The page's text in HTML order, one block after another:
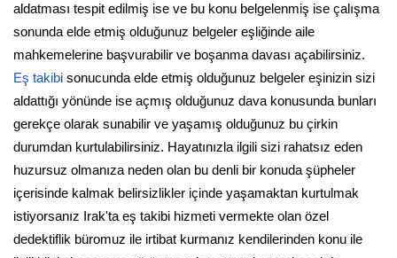
aldatması tespit edilmiş ise ve bu konu belgelenmiş ise çalışma
sonunda elde etmiş olduğunuz belgeler eşliğinde aile
mahkemelerine başvurabilir ve boşanma davası açabilirsiniz.
Eş takibi sonucunda elde etmiş olduğunuz belgeler eşinizin sizi
aldattığı yönünde ise açmış olduğunuz dava konusunda bunları
gerekçe olarak sunabilir ve yaşamış olduğunuz bu çirkin
durumdan kurtulabilirsiniz. Hayatınızla ilgili sizi rahatsız eden
huzursuz olmanıza neden olan bu denli bir konuda şüpheler
içerisinde kalmak belirsizlikler içinde yaşamaktan kurtulmak
istiyorsanız Irak'ta eş takibi hizmeti vermekte olan özel
dedektiflik büromuz ile irtibat kurmanız kendilerinden konu ile